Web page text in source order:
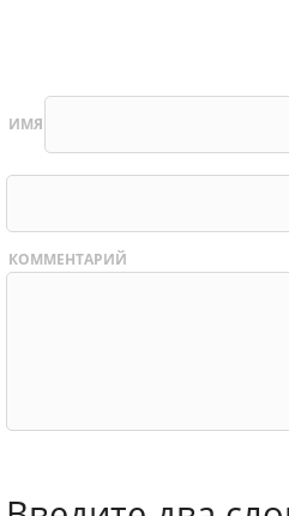
ИМЯ
КОММЕНТАРИЙ